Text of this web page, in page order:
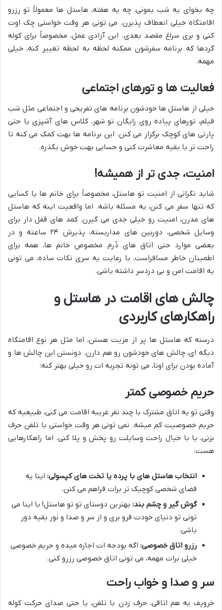
چه بخوای یه شب بمونی، چه یه هفته، هاستل ها معمولاً تو رزرو
اقامتگاه خیلی انعطاف پذیرن. می تونی هر وقت خواستی چک اوت
کنی و بری سراغ مقصد بعدی. این آزادی عمل، مخصوصاً برای کوله
گردها که برنامه سفرشون ممکنه لحظه به لحظه تغییر کنه، خیلی
مهمه.
فعالیت ها و تورهای اجتماعی
خیلی از هاستل ها خودشون برنامه های تفریحی و اجتماعی مثل شب
فیلم، تورهای پیاده روی رایگان تو شهر، کلاس های آشپزی یا حتی
پارتی های کوچک برگزار می کنن. این برنامه ها بهت کمک می کنه تا
راحت تر با بقیه معاشرت کنی و حسابی بهت خوش بگذره.
امنیت، جدی تر از همیشه!
شاید نگرانی از امنیت تو هاستل، مخصوصاً برای خانم ها یا کسایی
که تنها سفر می کنن، یه مسئله باشه. اما واقعیت اینه که هاستل
های مدرن، امنیت رو خیلی جدی می گیرن. کمد های قفل دار برای
وسایل شخصی، دوربین های مداربسته، پذیرش ۲۴ ساعته و در
بعضی موارد حتی اتاق های دُرم مخصوص خانم ها، همه برای
اطمینان خاطر مسافراست. با رعایت یه سری نکات ساده، می تونی
یه اقامت امن و بی دردسر داشته باشی.
چالش های اقامت در هاستل و
راهکارهای کاربردی
درسته که هاستل ها پر از مزیت هستن، اما مثل هر نوع اقامتگاه
دیگه ای، چالش های خودشون رو هم دارن. دونستن این چالش ها و
آماده بودن برای اونا، می تونه تجربه ات رو خیلی بهتر کنه:
حریم خصوصی کمتر
وقتی تو یه اتاق مشترک با چند نفر غریبه اقامت می کنی، طبیعیه که
حریم خصوصیت کم میشه. نمی تونی هر وقت خواستی با تلفن حرف
بزنی، یا با خیال راحت وسایلت رو پخش و پلا کنی. اما راهکارهایی
هست:
انتخاب هاستل های با پرده یا تخت های کپسولی: اینا یه
فضای شخصی کوچیک تر برات فراهم می کنن.
گوش گیر و چشم بند: بهترین دوستای تو تو هاستل! با اینا می
تونی تو دنیای خودت فرو بری و از سر و صدا و نور بقیه دور
باشی.
رزرو اتاق خصوصی: اگه بودجه ات اجازه میده و حریم خصوصی
خیلی برات مهمه، می تونی اتاق خصوصی رزرو کنی.
سر و صدا و خواب راحت
خروپف یه هم اتاقی، حرف زدن با تلفن، یا حتی صدای حرکت کوله